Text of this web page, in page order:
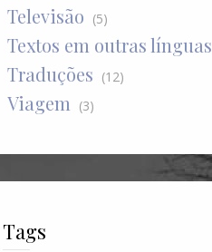
Televisão (5)
Textos em outras línguas
Traduções (12)
Viagem (3)
Tags